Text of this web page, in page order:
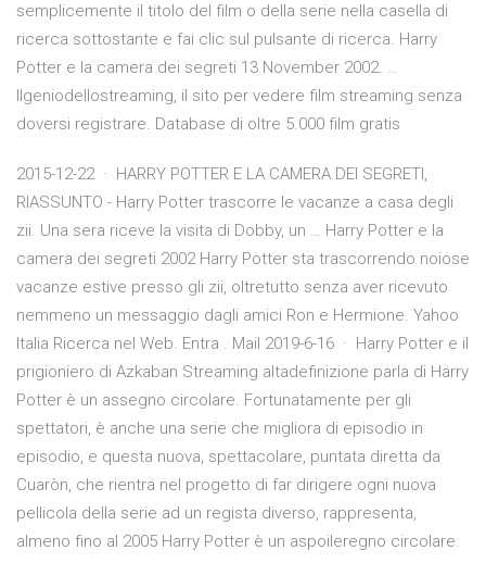
semplicemente il titolo del film o della serie nella casella di
ricerca sottostante e fai clic sul pulsante di ricerca. Harry
Potter e la camera dei segreti 13 November 2002. …
Ilgeniodellostreaming, il sito per vedere film streaming senza
doversi registrare. Database di oltre 5.000 film gratis
2015-12-22 · HARRY POTTER E LA CAMERA DEI SEGRETI,
RIASSUNTO - Harry Potter trascorre le vacanze a casa degli
zii. Una sera riceve la visita di Dobby, un … Harry Potter e la
camera dei segreti 2002 Harry Potter sta trascorrendo noiose
vacanze estive presso gli zii, oltretutto senza aver ricevuto
nemmeno un messaggio dagli amici Ron e Hermione. Yahoo
Italia Ricerca nel Web. Entra . Mail 2019-6-16 · Harry Potter e il
prigioniero di Azkaban Streaming altadefinizione parla di Harry
Potter è un assegno circolare. Fortunatamente per gli
spettatori, è anche una serie che migliora di episodio in
episodio, e questa nuova, spettacolare, puntata diretta da
Cuaròn, che rientra nel progetto di far dirigere ogni nuova
pellicola della serie ad un regista diverso, rappresenta,
almeno fino al 2005 Harry Potter è un aspoileregno circolare.